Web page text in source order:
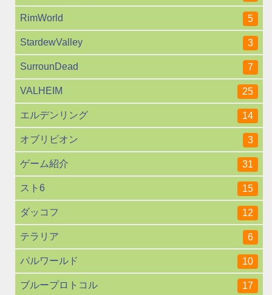
RimWorld 5
StardewValley 3
SurrounDead 7
VALHEIM 25
エルデンリング 14
オブリビオン 3
ゲーム紹介 31
スト6 15
ダッコフ 12
テラリア 6
パルワールド 10
ブループロトコル 17